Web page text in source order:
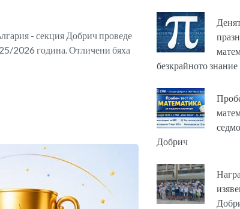
- секция Добрич проведе
2026 година. Отличени бяха
безкрайното знание
Добрич